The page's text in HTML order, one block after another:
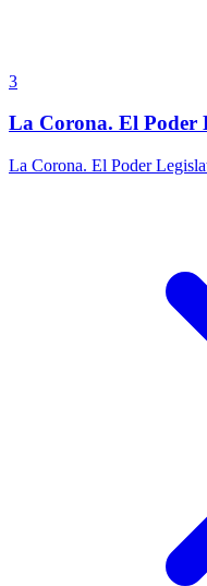
3
La Corona. El Poder
La Corona. El Poder